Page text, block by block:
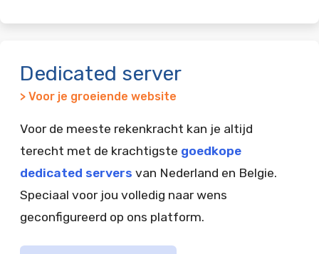
Dedicated server
> Voor je groeiende website
Voor de meeste rekenkracht kan je altijd
terecht met de krachtigste goedkope
dedicated servers van Nederland en Belgie.
Speciaal voor jou volledig naar wens
geconfigureerd op ons platform.